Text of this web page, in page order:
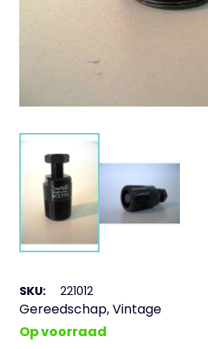
SKU: 221012
Gereedschap,Vintage
Op voorraad